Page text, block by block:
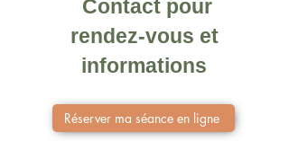
Contact pour
rendez-vous et
informations
Réserver ma séance en ligne